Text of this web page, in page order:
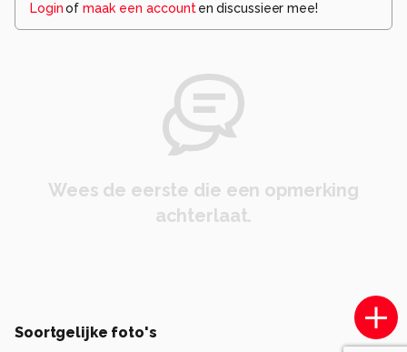
Loginof maak een account en discussieer mee!
Wees de eerste die een opmerking
achterlaat.
Soortgelijke foto's